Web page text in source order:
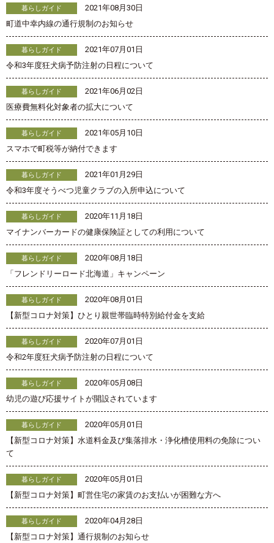
暮らしガイド
2021年08月30日
町道中幸内線の通行規制のお知らせ
暮らしガイド
2021年07月01日
令和3年度狂犬病予防注射の日程について
暮らしガイド
2021年06月02日
医療費無料化対象者の拡大について
暮らしガイド
2021年05月10日
スマホで町税等が納付できます
暮らしガイド
2021年01月29日
令和3年度そうべつ児童クラブの入所申込について
暮らしガイド
2020年11月18日
マイナンバーカードの健康保険証としての利用について
暮らしガイド
2020年08月18日
「フレンドリーロード北海道」キャンペーン
暮らしガイド
2020年08月01日
【新型コロナ対策】ひとり親世帯臨時特別給付金を支給
暮らしガイド
2020年07月01日
令和2年度狂犬病予防注射の日程について
暮らしガイド
2020年05月08日
幼児の遊び応援サイトが開設されています
暮らしガイド
2020年05月01日
【新型コロナ対策】水道料金及び集落排水・浄化槽使用料の免除につい
て
暮らしガイド
2020年05月01日
【新型コロナ対策】町営住宅の家賃のお支払いが困難な方へ
暮らしガイド
2020年04月28日
【新型コロナ対策】通行規制のお知らせ